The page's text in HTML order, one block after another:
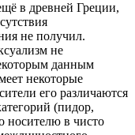
в древней Греции,
не получил.
не
данным
некоторые
его различаются
(пидор,
носителю в чисто